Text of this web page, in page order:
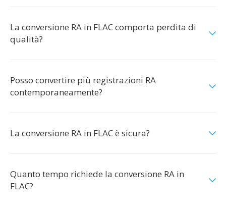
La conversione RA in FLAC comporta perdita di
qualità?
Posso convertire più registrazioni RA
contemporaneamente?
La conversione RA in FLAC è sicura?
Quanto tempo richiede la conversione RA in
FLAC?